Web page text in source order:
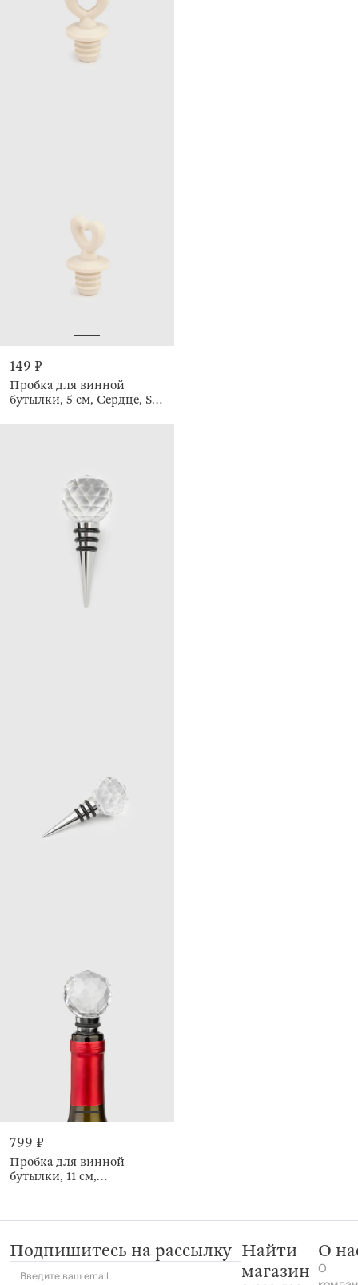
149 ₽
Пробка для винной
бутылки, 5 см, Сердце, Soft
799 ₽
Пробка для винной
бутылки, 11 см,
Подпишитесь на рассылку
Введите ваш email
Найти
магазин
О
О